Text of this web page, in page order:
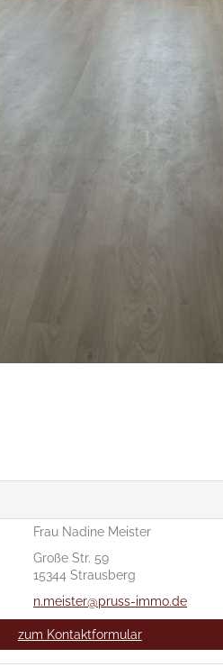
Frau Nadine Meister
Große Str. 59
15344 Strausberg
n.meister@pruss-immo.de
zum Kontaktformular